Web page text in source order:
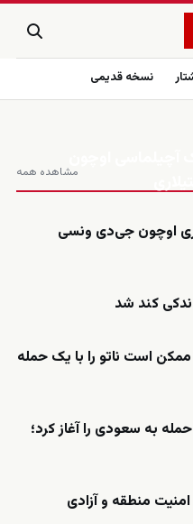
نسخه قدیمی
مشاهده همه
۲۰۲۸ سئچکیلری اوچون جی‌دی ونسی
کند شد
ممکن است ناتو را با یک حمله
به سعودی را آغاز کرد؛
منطقه و آزادی